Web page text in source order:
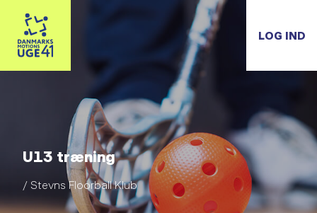
LOG IND
U13 træning
/ Stevns Floorball Klub